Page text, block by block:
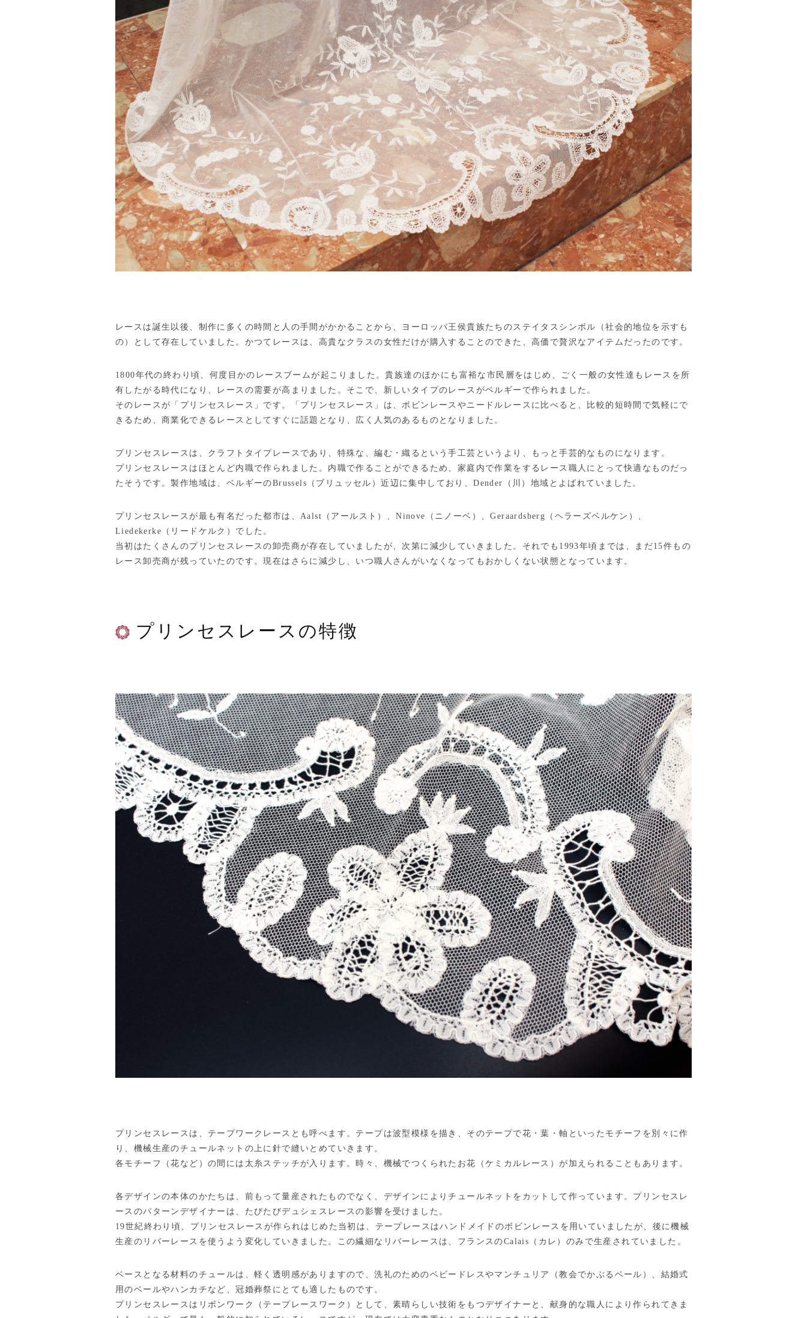
レースは誕生以後、制作に多くの時間と人の手間がかかることから、ヨーロッパ王侯貴族たちのステイタスシンボル（社会的地位を示すも
の）として存在していました。かつてレースは、高貴なクラスの女性だけが購入することのできた、高価で贅沢なアイテムだったのです。
1800年代の終わり頃、何度目かのレースブームが起こりました。貴族達のほかにも富裕な市民層をはじめ、ごく一般の女性達もレースを所
有したがる時代になり、レースの需要が高まりました。そこで、新しいタイプのレースがベルギーで作られました。
そのレースが「プリンセスレース」です。「プリンセスレース」は、ボビンレースやニードルレースに比べると、比較的短時間で気軽にで
きるため、商業化できるレースとしてすぐに話題となり、広く人気のあるものとなりました。
プリンセスレースは、クラフトタイプレースであり、特殊な、編む・織るという手工芸というより、もっと手芸的なものになります。
プリンセスレースはほとんど内職で作られました。内職で作ることができるため、家庭内で作業をするレース職人にとって快適なものだっ
たそうです。製作地域は、ベルギーのBrussels（ブリュッセル）近辺に集中しており、Dender（川）地域とよばれていました。
プリンセスレースが最も有名だった都市は、Aalst（アールスト）、Ninove（ニノーベ）、Geraardsberg（ヘラーズベルケン）、
Liedekerke（リードケルク）でした。
当初はたくさんのプリンセスレースの卸売商が存在していましたが、次第に減少していきました。それでも1993年頃までは、まだ15件もの
レース卸売商が残っていたのです。現在はさらに減少し、いつ職人さんがいなくなってもおかしくない状態となっています。
プリンセスレースの特徴
プリンセスレースは、テープワークレースとも呼べます。テープは波型模様を描き、そのテープで花・葉・軸といったモチーフを別々に作
り、機械生産のチュールネットの上に針で縫いとめていきます。
各モチーフ（花など）の間には太糸ステッチが入ります。時々、機械でつくられたお花（ケミカルレース）が加えられることもあります。
各デザインの本体のかたちは、前もって量産されたものでなく、デザインによりチュールネットをカットして作っています。プリンセスレ
ースのパターンデザイナーは、たびたびデュシェスレースの影響を受けました。
19世紀終わり頃、プリンセスレースが作られはじめた当初は、テープレースはハンドメイドのボビンレースを用いていましたが、後に機械
生産のリバーレースを使うよう変化していきました。この繊細なリバーレースは、フランスのCalais（カレ）のみで生産されていました。
ベースとなる材料のチュールは、軽く透明感がありますので、洗礼のためのベビードレスやマンチュリア（教会でかぶるベール）、結婚式
用のベールやハンカチなど、冠婚葬祭にとても適したものです。
プリンセスレースはリボンワーク（テープレースワーク）として、素晴らしい技術をもつデザイナーと、献身的な職人により作られてきま